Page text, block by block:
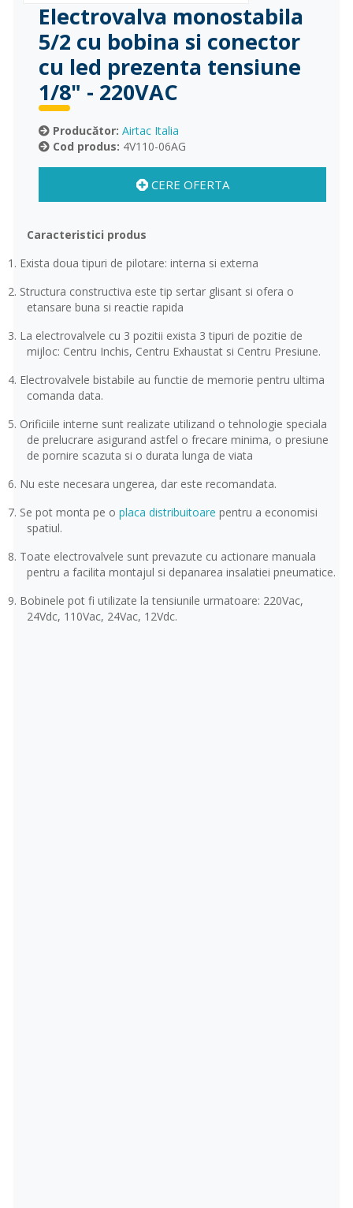
Electrovalva monostabila
5/2 cu bobina si conector
cu led prezenta tensiune
1/8" - 220VAC
Producător: Airtac Italia
Cod produs: 4V110-06AG
CERE OFERTA
Caracteristici produs
1. Exista doua tipuri de pilotare: interna si externa
2. Structura constructiva este tip sertar glisant si ofera o
etansare buna si reactie rapida
3. La electrovalvele cu 3 pozitii exista 3 tipuri de pozitie de
mijloc: Centru Inchis, Centru Exhaustat si Centru Presiune.
4. Electrovalvele bistabile au functie de memorie pentru ultima
comanda data.
5. Orificiile interne sunt realizate utilizand o tehnologie speciala
de prelucrare asigurand astfel o frecare minima, o presiune
de pornire scazuta si o durata lunga de viata
6. Nu este necesara ungerea, dar este recomandata.
7. Se pot monta pe o placa distribuitoare pentru a economisi
spatiul.
8. Toate electrovalvele sunt prevazute cu actionare manuala
pentru a facilita montajul si depanarea insalatiei pneumatice.
9. Bobinele pot fi utilizate la tensiunile urmatoare: 220Vac,
24Vdc, 110Vac, 24Vac, 12Vdc.